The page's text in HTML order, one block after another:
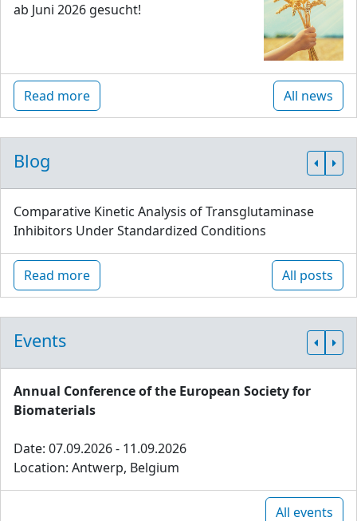
ab Juni 2026 gesucht!
Read more All news
Blog
Comparative Kinetic Analysis of Transglutaminase
Inhibitors Under Standardized Conditions
Read more All posts
Events
Annual Conference of the European Society for
Biomaterials
Date: 07.09.2026 - 11.09.2026
Location: Antwerp, Belgium
All events